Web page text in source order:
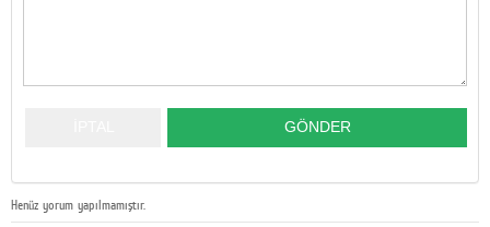
Henüz yorum yapılmamıştır.